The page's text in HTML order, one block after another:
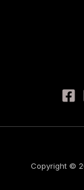
Copyright ©